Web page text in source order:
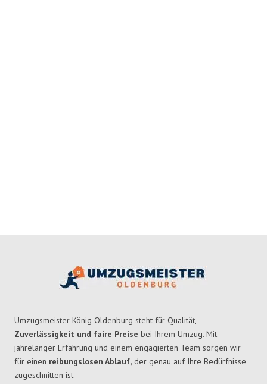
Umzugsmeister König Oldenburg steht für Qualität,
Zuverlässigkeit und faire Preise bei Ihrem Umzug. Mit
jahrelanger Erfahrung und einem engagierten Team sorgen wir
für einen reibungslosen Ablauf, der genau auf Ihre Bedürfnisse
zugeschnitten ist.